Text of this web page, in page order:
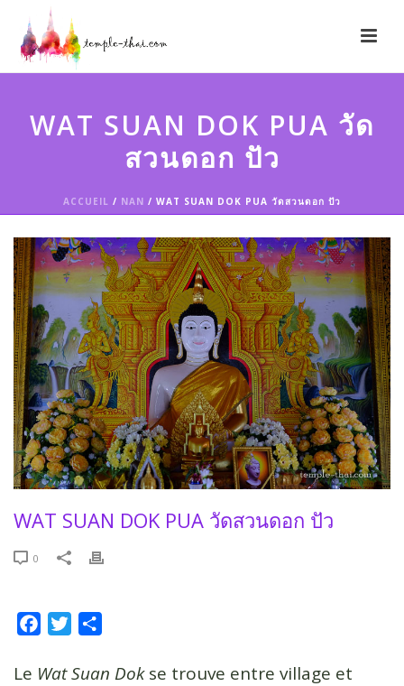
WAT SUAN DOK PUA วัด
สวนดอก ปัว
ACCUEIL / NAN / WAT SUAN DOK PUA วัดสวนดอก ปัว
WAT SUAN DOK PUA วัดสวนดอก ปัว
0
c
i
r
Le Wat Suan Dokse trouve entre village et